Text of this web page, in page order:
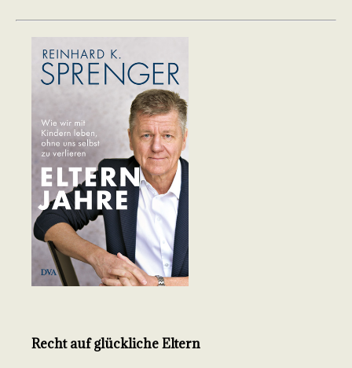
Recht auf glückliche Eltern